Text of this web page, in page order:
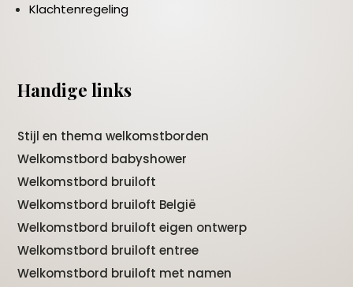
Klachtenregeling
Handige links
Stijl en thema welkomstborden
Welkomstbord babyshower
Welkomstbord bruiloft
Welkomstbord bruiloft België
Welkomstbord bruiloft eigen ontwerp
Welkomstbord bruiloft entree
Welkomstbord bruiloft met namen